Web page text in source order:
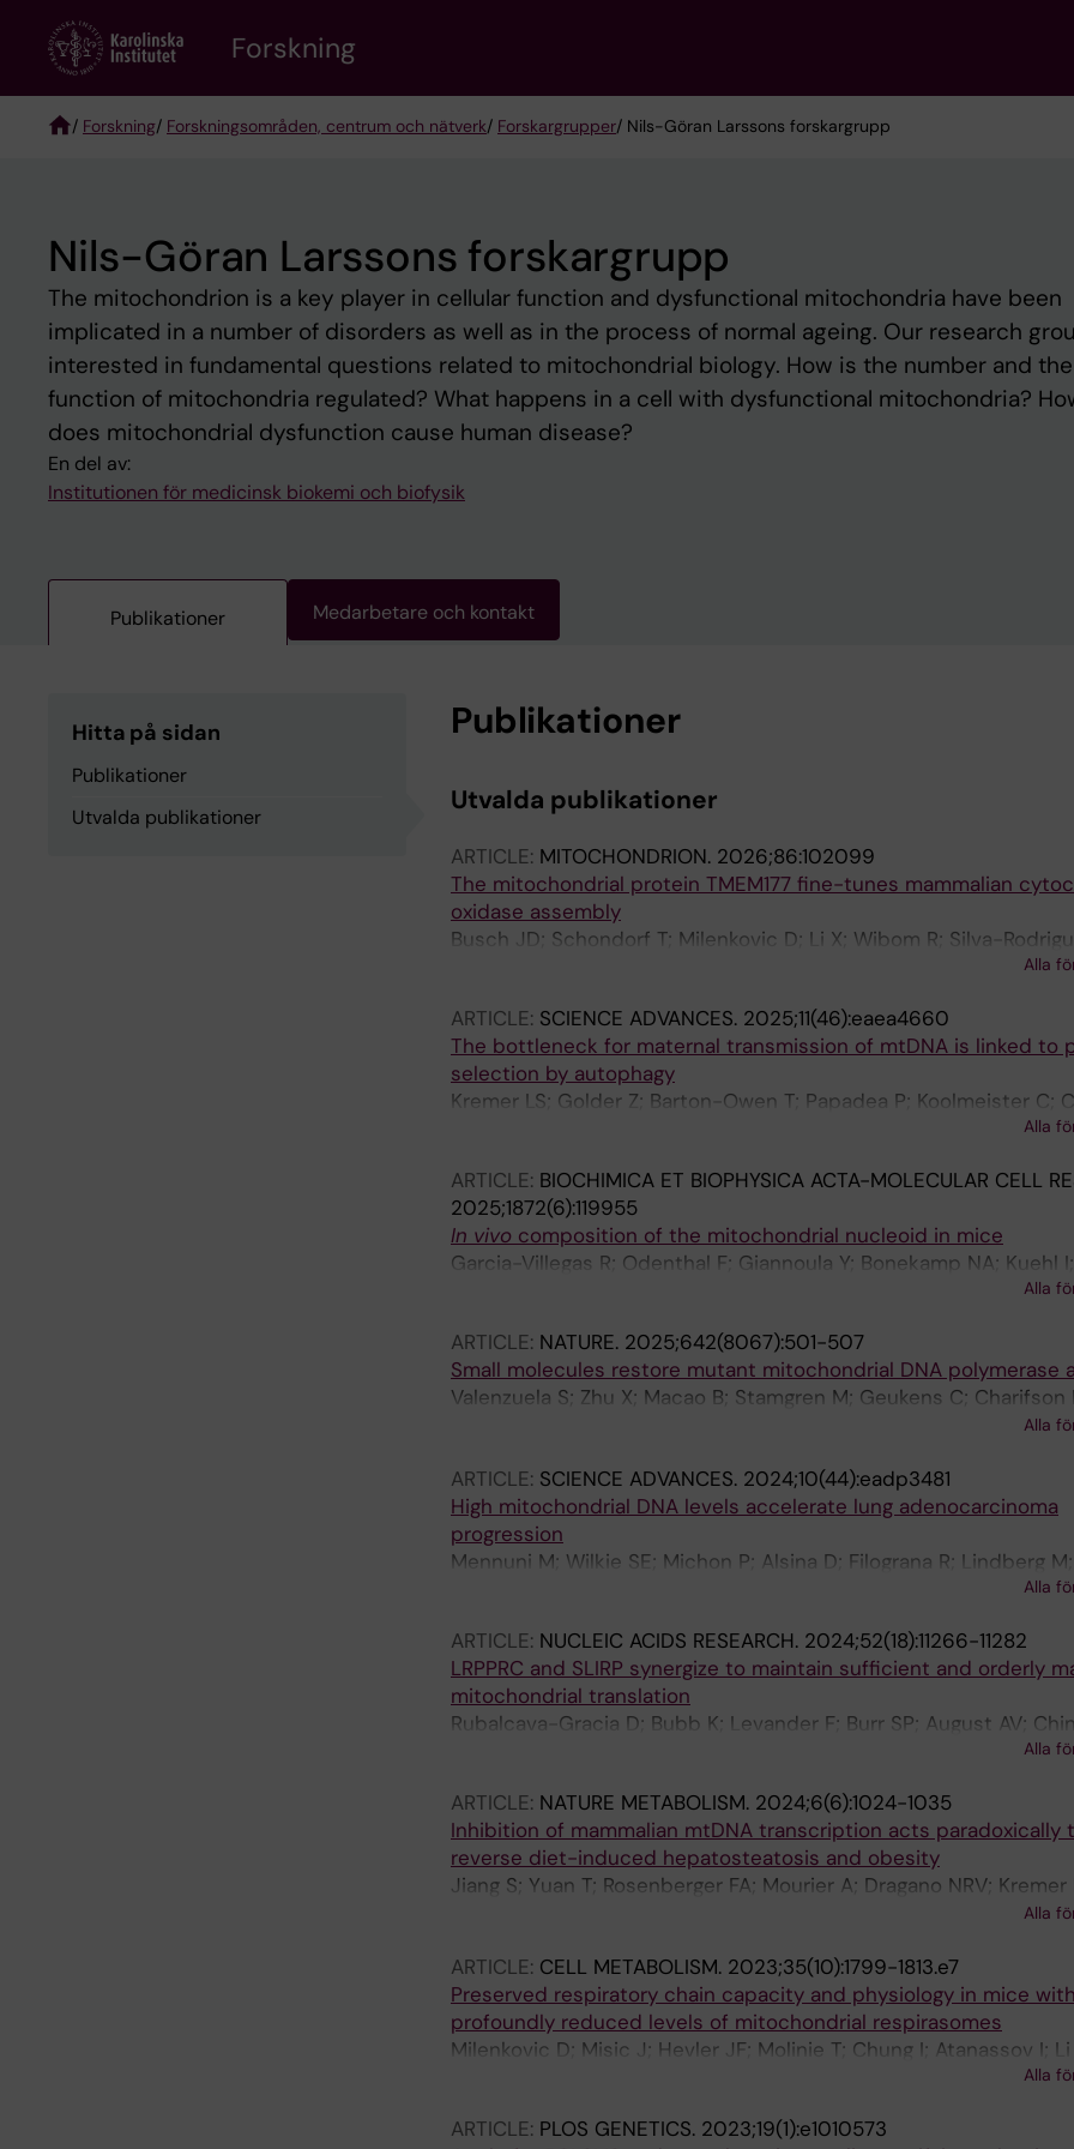
content
Forskning
/ Forskning/ Forskningsområden, centrum och nätverk/ Forskargrupper/ Nils-Göran Larssons forskargrupp
Nils-Göran Larssons forskargrupp
The mitochondrion is a key player in cellular function and dysfunctional mitochondria have been
implicated in a number of disorders as well as in the process of normal ageing. Our research
interested in fundamental questions related to mitochondrial biology. How is the number and the
function of mitochondria regulated? What happens in a cell with dysfunctional mitochondria?
does mitochondrial dysfunction cause human disease?
En del av:
Institutionen för medicinsk biokemi och biofysik
Publikationer Medarbetare och kontakt
Hitta på sidan
Publikationer
Utvalda publikationer
Publikationer
Utvalda publikationer
ARTICLE: MITOCHONDRION. 2026;86:102099
The mitochondrial protein TMEM177 fine-tunes mammalian
oxidase assembly
Busch JD; Schondorf T; Milenkovic D; Li X; Wibom R; Silva-
Filograna R; Koolmeister C; Larsson N-G; Rubalcava-Gracia DAlla
ARTICLE: SCIENCE ADVANCES. 2025;11(46):eaea4660
The bottleneck for maternal transmission of mtDNA is linked to
selection by autophagy
Kremer LS; Golder Z; Barton-Owen T; Papadea P; Koolmeister C;
Alla
ARTICLE: BIOCHIMICA ET BIOPHYSICA ACTA-MOLECULAR CELL
2025;1872(6):119955
In vivo composition of the mitochondrial nucleoid in mice
Garcia-Villegas R; Odenthal F; Giannoula Y; Bonekamp NA; Kuehl
Alla
ARTICLE: NATURE. 2025;642(8067):501-507
Small molecules restore mutant mitochondrial DNA polymerase
Valenzuela S; Zhu X; Macao B; Stamgren M; Geukens C; Charifson
G; Hoberg E; Jenninger L; Gruszczyk AV; Lee S; Johansson KAS;
Pardo-Hernandez C; Keating TA; Kuppers-Munther B; Larsson N-
C; Posse V; Jones JE; Xie X; Giroux S; Gustafsson CM; Falkenberg
Alla
ARTICLE: SCIENCE ADVANCES. 2024;10(44):eadp3481
High mitochondrial DNA levels accelerate lung adenocarcinoma
progression
Mennuni M; Wilkie SE; Michon P; Alsina D; Filograna R; Lindberg
DE; Rosenberger F; Schaaf A; Larsson E; Pearce EL; Larsson N-G
Alla
ARTICLE: NUCLEIC ACIDS RESEARCH. 2024;52(18):11266-11282
LRPPRC and SLIRP synergize to maintain sufficient and orderly
mitochondrial translation
Rubalcava-Gracia D; Bubb K; Levander F; Burr SP; August AV;
Alla
ARTICLE: NATURE METABOLISM. 2024;6(6):1024-1035
Inhibition of mammalian mtDNA transcription acts paradoxically
reverse diet-induced hepatosteatosis and obesity
Jiang S; Yuan T; Rosenberger FA; Mourier A; Dragano NRV; Kremer
Rubalcava-Gracia D; Hansen FM; Borg M; Mennuni M; Filograna R;
Unger A; Bergbrede T; Di Lucrezia R; Wibom R; Zierath JR; Krook A;
Giavalisco P; Mann M; Larsson N-G
Alla
ARTICLE: CELL METABOLISM. 2023;35(10):1799-1813.e7
Preserved respiratory chain capacity and physiology in mice with
profoundly reduced levels of mitochondrial respirasomes
Milenkovic D; Misic J; Hevler JF; Molinie T; Chung I; Atanassov I; Li
Filograna R; Mesaros A; Mourier A; Heck AJR; Hirst J; Larsson N-G
Alla
ARTICLE: PLOS GENETICS. 2023;19(1):e1010573